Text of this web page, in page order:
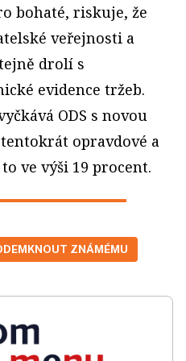
bohaté, riskuje, že
veřejnosti a
drolí s
evidence tržeb.
ODS s novou
opravdové a
ve výši 19 procent.
ZNÁMÉMU